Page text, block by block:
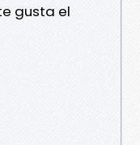
gusta el